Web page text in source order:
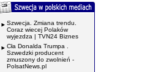
Szwecja. Zmiana trendu.
Coraz wiecej Polaków
wyjezdza | TVN24 Biznes
Cła Donalda Trumpa .
Szwedzki producent
zmuszony do zwolnień -
PolsatNews.pl